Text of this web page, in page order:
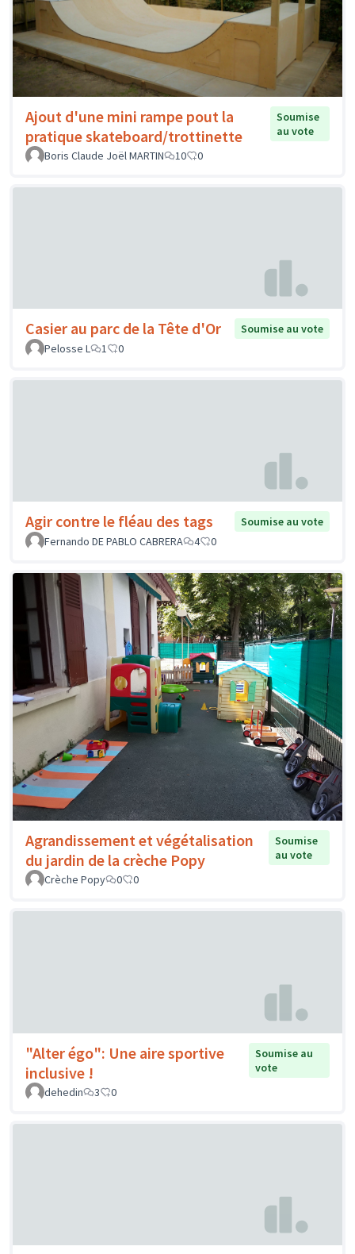
Ajout d'une mini rampe pout la
pratique skateboard/trottinette
Soumise
au vote
Boris Claude Joël MARTIN
10 0
Casier au parc de la Tête d'Or
Soumise au vote
Pelosse L
1 0
Agir contre le fléau des tags
Soumise au vote
Fernando DE PABLO CABRERA
4 0
Agrandissement et végétalisation
du jardin de la crèche Popy
Soumise
au vote
Crèche Popy
0 0
"Alter égo": Une aire sportive
inclusive !
Soumise au
vote
dehedin
3 0